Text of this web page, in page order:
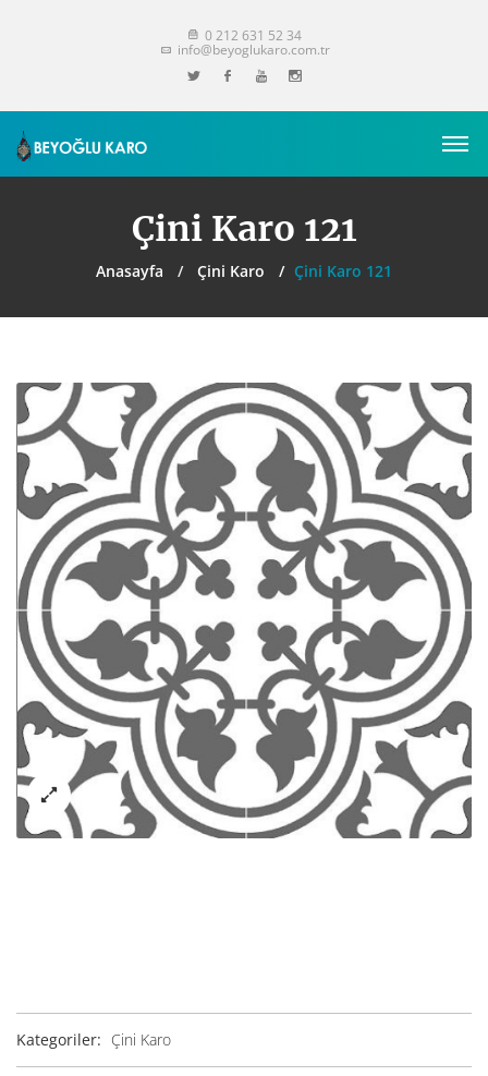
0 212 631 52 34
info@beyoglukaro.com.tr
Çini Karo 121
Anasayfa Çini Karo Çini Karo 121
Kategoriler: Çini Karo